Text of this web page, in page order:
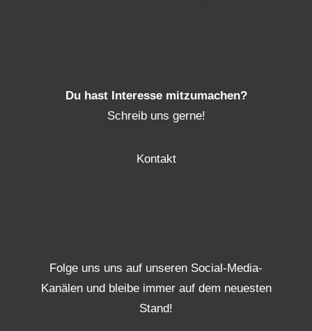
Du hast Interesse mitzumachen?
Schreib uns gerne!
Kontakt
Folge uns uns auf unseren Social-Media-
Kanälen und bleibe immer auf dem neuesten
Stand!